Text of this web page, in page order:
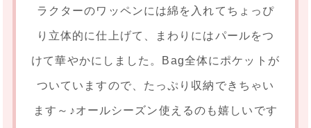
ラクターのワッペンには綿を入れてちょっぴ
り立体的に仕上げて、まわりにはパールをつ
けて華やかにしました。Bag全体にポケットが
ついていますので、たっぷり収納できちゃい
ます～♪オールシーズン使えるのも嬉しいです